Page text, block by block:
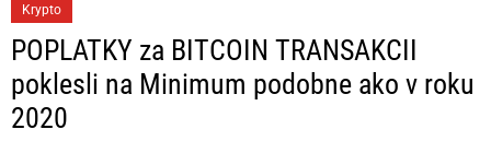
a
t
e
g
Krypto
POPLATKY za BITCOIN TRANSAKCII
poklesli na Minimum podobne ako v roku
2020